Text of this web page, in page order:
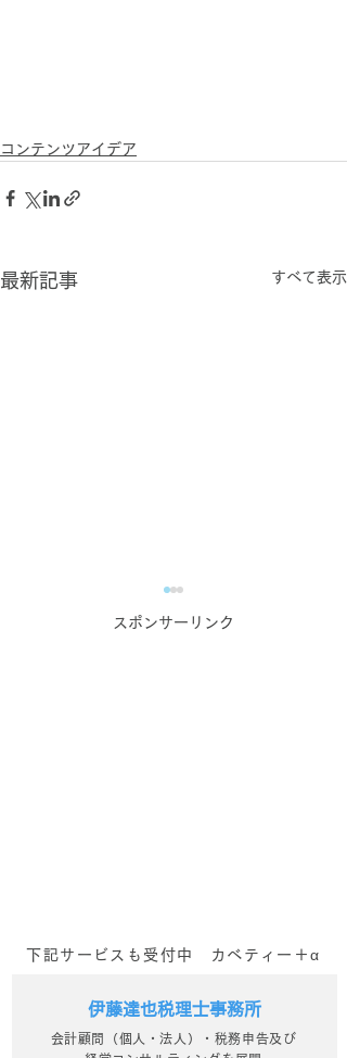
コンテンツアイデア
最新記事 すべて表示
スポンサーリンク
下記サービスも受付中 カベティー＋α
伊藤達也税理士事務所
会計顧問（個人・法人）・税務申告及び